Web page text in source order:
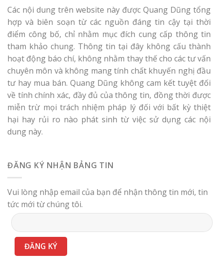
Các nội dung trên website này được Quang Dũng tổng
hợp và biên soạn từ các nguồn đáng tin cậy tại thời
điểm công bố, chỉ nhằm mục đích cung cấp thông tin
tham khảo chung. Thông tin tại đây không cấu thành
hoạt động báo chí, không nhằm thay thế cho các tư vấn
chuyên môn và không mang tính chất khuyến nghị đầu
tư hay mua bán. Quang Dũng không cam kết tuyệt đối
về tính chính xác, đầy đủ của thông tin, đồng thời được
miễn trừ mọi trách nhiệm pháp lý đối với bất kỳ thiệt
hại hay rủi ro nào phát sinh từ việc sử dụng các nội
dung này.
ĐĂNG KÝ NHẬN BẢNG TIN
Vui lòng nhập email của bạn để nhận thông tin mới, tin
tức mới từ chúng tôi.